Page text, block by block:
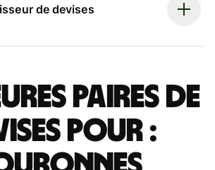
de devises
paires de
pour :